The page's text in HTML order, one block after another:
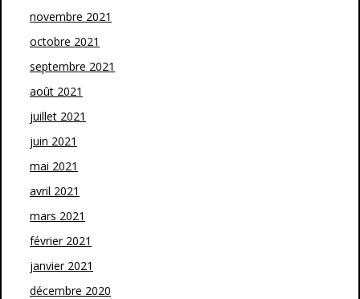
novembre 2021
octobre 2021
septembre 2021
août 2021
juillet 2021
juin 2021
mai 2021
avril 2021
mars 2021
février 2021
janvier 2021
décembre 2020